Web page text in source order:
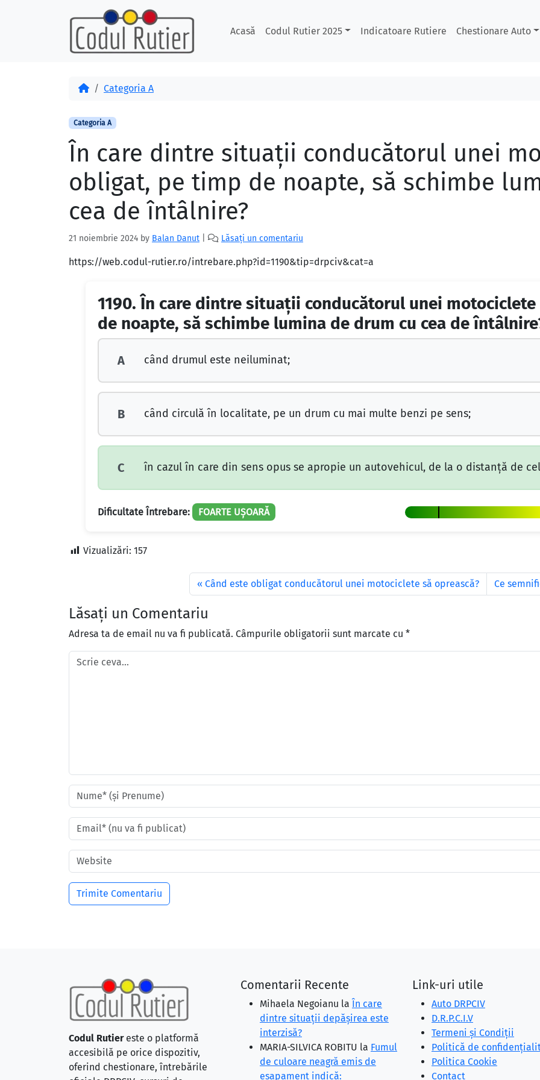
Acasă Codul Rutier 2025 Indicatoare Rutiere Chestionare Auto
AcasăCategoria A
Categoria A
În care dintre situaţii conducătorul unei
obligat, pe timp de noapte, să schimbe
cea de întâlnire?
21 noiembrie 2024 by Balan Danut Lăsați un comentariu
https://web.codul-rutier.ro/intrebare.php?id=1190&tip=drpciv&cat=a
1190. În care dintre situaţii conducătorul unei
de noapte, să schimbe lumina de drum cu cea de
A când drumul este neiluminat;
B când circulă în localitate, pe un drum cu mai multe benzi pe sens;
C în cazul în care din sens opus se apropie un autovehicul, de la o distanţă de
Dificultate Întrebare: FOARTE UȘOARĂ
Vizualizări: 157
Când este obligat conducătorul unei motociclete să oprească? Ce
Lăsați un Comentariu
Adresa ta de email nu va fi publicată. Câmpurile obligatorii sunt marcate cu *
Codul Rutiereste o platformă
accesibilă pe orice dispozitiv,
oferind chestionare, întrebările
Comentarii Recente
Mihaela Negoianu la În care
dintre situaţii depăşirea este
interzisă?
MARIA-SILVICA ROBITU la Fumul
de culoare neagră emis de
eşapament indică:
Link-uri utile
Auto DRPCIV
D.R.P.C.I.V
Termeni și Condiții
Politică de
Politica Cookie
Contact